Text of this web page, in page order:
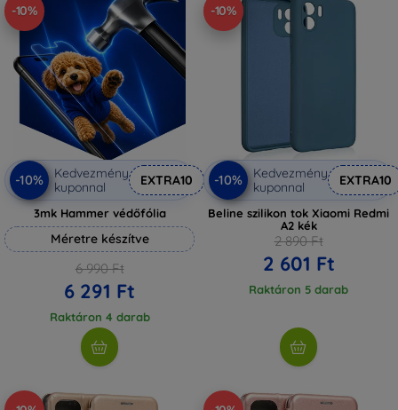
-10%
-10%
Kedvezmény
kuponnal
EXTRA10
3mk Hammer védőfólia
Méretre készítve
6 990 Ft
6 291 Ft
Raktáron 4 darab
-10%
-10%
Kedvezmény
kuponnal
EXTRA10
Beline szilikon tok Xiaomi Redmi
A2 kék
2 890 Ft
2 601 Ft
Raktáron 5 darab